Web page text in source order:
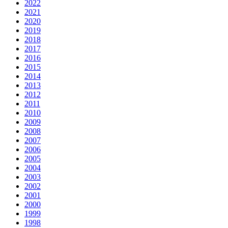
2022
2021
2020
2019
2018
2017
2016
2015
2014
2013
2012
2011
2010
2009
2008
2007
2006
2005
2004
2003
2002
2001
2000
1999
1998